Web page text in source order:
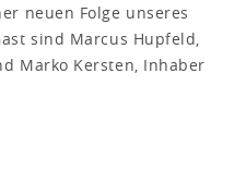
neuen Folge unseres
sind Marcus Hupfeld,
Marko Kersten, Inhaber